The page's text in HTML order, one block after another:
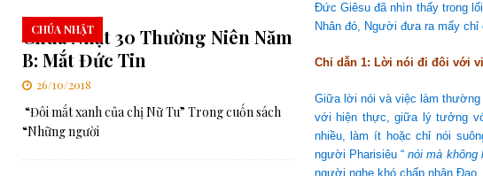
Đức Giêsu đã nhìn thấy trong
Nhân đó, Người đưa ra mấy
Chỉ dẫn 1: Lời nói đi đôi với
Giữa lời nói và việc làm
với hiện thực, giữa lý tưởng
nhiều, làm ít hoặc chỉ nói
người Pharisiêu “nói mà không
người nghe khó chấp nhận Đạo.
Chúa Nhật 30 Thường Niên Năm
B: Mắt Đức Tin
CHÚA NHẬT
26/10/2018
“Đôi mắt xanh của chị Nữ Tu” Trong cuốn sách
“Những người